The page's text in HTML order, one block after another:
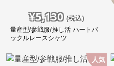
¥5,130 (税込)
量産型/参戦服/推し活 ハートバ
ックルレースシャツ
人気